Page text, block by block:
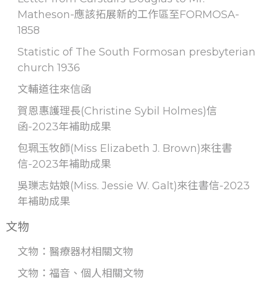
Matheson-應該拓展新的工作區至FORMOSA-
1858
Statistic of The South Formosan presbyterian
church 1936
文輔道往來信函
賀恩惠護理長(Christine Sybil Holmes)信
函-2023年補助成果
包珮玉牧師(Miss Elizabeth J. Brown)來往書
信-2023年補助成果
吳瓅志姑娘(Miss. Jessie W. Galt)來往書信-2023
年補助成果
文物
文物：醫療器材相關文物
文物：福音、個人相關文物